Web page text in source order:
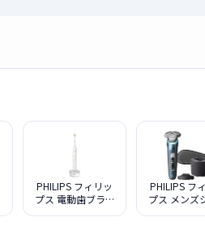
PHILIPS フィリッ
プス 電動歯ブラシ
PHILIPS フ
プス メンズ